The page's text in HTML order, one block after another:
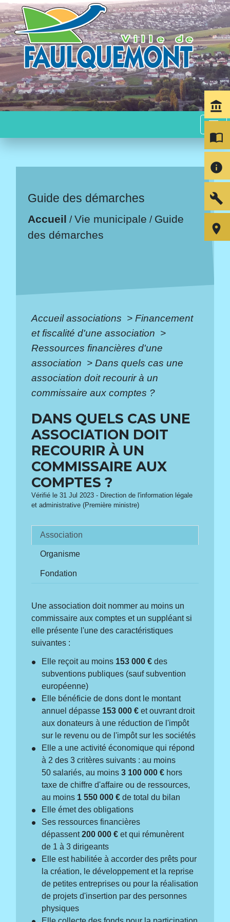
menu
Guide des démarches
Accueil /Vie municipale / Guide
des démarches
Accueil associations > Financement
et fiscalité d'une association >
Ressources financières d'une
association > Dans quels cas une
association doit recourir à un
commissaire aux comptes ?
DANS QUELS CAS UNE
ASSOCIATION DOIT
RECOURIR À UN
COMMISSAIRE AUX
COMPTES ?
Vérifié le 31 Jul 2023 - Direction de l'information légale
et administrative (Première ministre)
Association
Organisme
Fondation
Une association doit nommer au moins un
commissaire aux comptes et un suppléant si
elle présente l'une des caractéristiques
suivantes :
Elle reçoit au moins 153 000 € des
subventions publiques (sauf subvention
européenne)
Elle bénéficie de dons dont le montant
annuel dépasse 153 000 € et ouvrant droit
aux donateurs à une réduction de l'impôt
sur le revenu ou de l'impôt sur les sociétés
Elle a une activité économique qui répond
à 2 des 3 critères suivants : au moins
50 salariés, au moins3 100 000 € hors
taxe de chiffre d'affaire ou de ressources,
au moins 1 550 000 € de total du bilan
Elle émet des obligations
Ses ressources financières
dépassent200 000 € et qui rémunèrent
de 1 à 3 dirigeants
Elle est habilitée à accorder des prêts pour
la création, le développement et la reprise
de petites entreprises ou pour la réalisation
de projets d'insertion par des personnes
physiques
account_balance
import_contacts
info
build
room